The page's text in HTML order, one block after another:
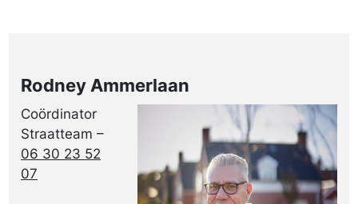
Rodney Ammerlaan
Coördinator
Straatteam –
06 30 23 52
07